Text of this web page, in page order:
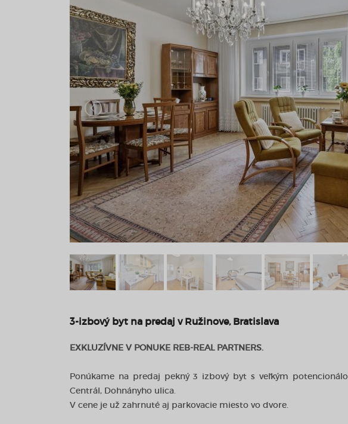
3-izbový byt na predaj v Ružinove, Bratislava
EXKLUZÍVNE V PONUKE REB-REAL PARTNERS.
Ponúkame na predaj pekný 3 izbový byt s veľkým
Centrál, Dohnányho ulica.
V cene je už zahrnuté aj parkovacie miesto vo dvore.